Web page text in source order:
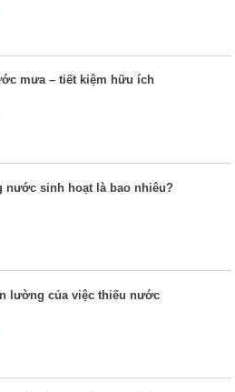
mưa – tiết kiệm hữu ích
nước sinh hoạt là bao nhiêu?
lường của việc thiếu nước